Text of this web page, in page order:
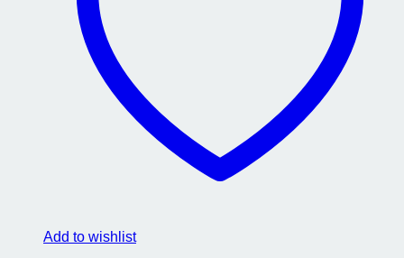
Add to wishlist